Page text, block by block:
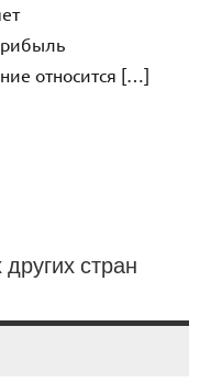
относится […]
стран